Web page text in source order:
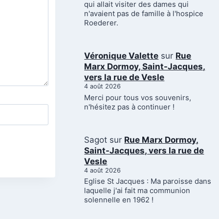
qui allait visiter des dames qui
n'avaient pas de famille à l'hospice
Roederer.
Véronique Valette sur Rue
Marx Dormoy, Saint-Jacques,
vers la rue de Vesle
4 août 2026
Merci pour tous vos souvenirs,
n'hésitez pas à continuer !
Sagot sur Rue Marx Dormoy,
Saint-Jacques, vers la rue de
Vesle
4 août 2026
Eglise St Jacques : Ma paroisse dans
laquelle j'ai fait ma communion
solennelle en 1962 !